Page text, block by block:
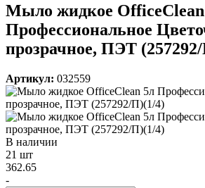
Мыло жидкое
Профессиональное
прозрачное, ПЭТ
Артикул: 032559
В наличии
21 шт
362.65
-